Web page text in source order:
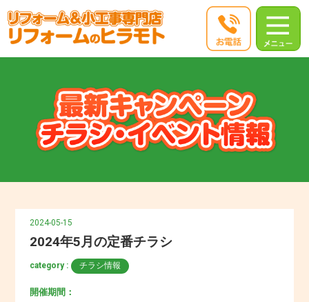
2024-05-15
2024年5月の定番チラシ
category : チラシ情報
開催期間：